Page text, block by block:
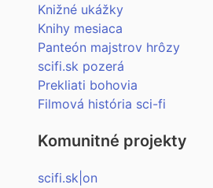
Knižné ukážky
Knihy mesiaca
Panteón majstrov hrôzy
scifi.sk pozerá
Prekliati bohovia
Filmová história sci-fi
Komunitné projekty
scifi.sk|on